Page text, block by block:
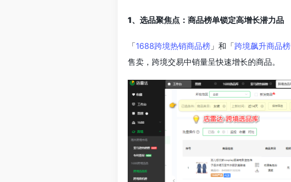
1、选品聚焦点：商品榜单锁定高增长潜力品
「1688跨境热销商品榜 」和「跨境飙升商品榜
售卖，跨境交易中销量呈快速增长的商品。